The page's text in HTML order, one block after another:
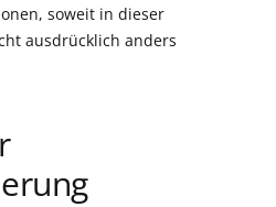
soweit in dieser
ausdrücklich anders